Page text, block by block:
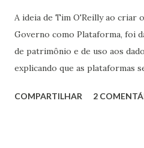
A ideia de Tim O'Reilly ao criar
Governo como Plataforma, foi
de patrimônio e de uso aos
explicando que as plataformas
investir, mas permitem à
COMPARTILHAR 2